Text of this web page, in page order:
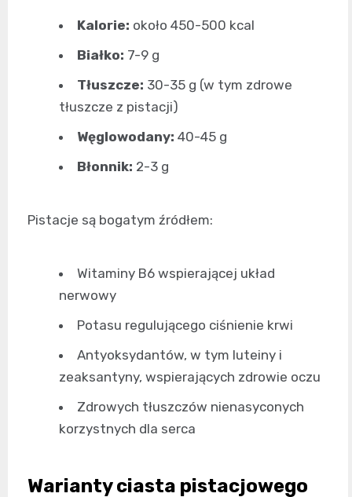
Kalorie: około 450-500 kcal
Białko: 7-9 g
Tłuszcze: 30-35 g (w tym zdrowe
tłuszcze z pistacji)
Węglowodany: 40-45 g
Błonnik: 2-3 g
Pistacje są bogatym źródłem:
Witaminy B6 wspierającej układ
nerwowy
Potasu regulującego ciśnienie krwi
Antyoksydantów, w tym luteiny i
zeaksantyny, wspierających zdrowie oczu
Zdrowych tłuszczów nienasyconych
korzystnych dla serca
Warianty ciasta pistacjowego